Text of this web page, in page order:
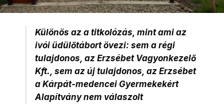
Különös az a titkolózás, mint ami az
ivói üdülőtábort övezi: sem a régi
tulajdonos, az Erzsébet Vagyonkezelő
Kft., sem az új tulajdonos, az Erzsébet
a Kárpát-medencei Gyermekekért
Alapítvány nem válaszolt